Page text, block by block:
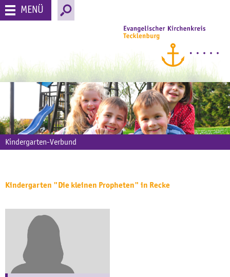
MENÜ
Kindergarten-Verbund
Kindergarten "Die kleinen Propheten" in Recke